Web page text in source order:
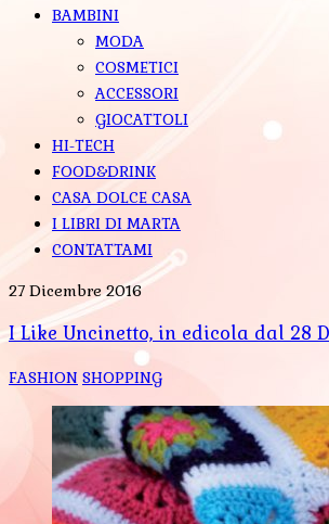
BAMBINI
MODA
COSMETICI
ACCESSORI
GIOCATTOLI
HI-TECH
FOOD&DRINK
CASA DOLCE CASA
I LIBRI DI MARTA
CONTATTAMI
27 Dicembre 2016
I Like Uncinetto, in edicola dal 28
FASHION SHOPPING